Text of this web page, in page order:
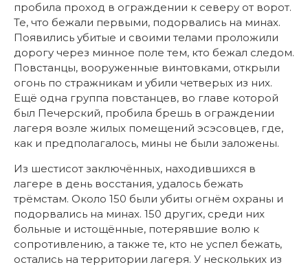
пробила проход в ограждении к северу от ворот.
Те, что бежали первыми, подорвались на минах.
Появились убитые и своими телами проложили
дорогу через минное поле тем, кто бежал следом.
Повстанцы, вооруженные винтовками, открыли
огонь по стражникам и убили четверых из них.
Ещё одна группа повстанцев, во главе которой
был Печерский, пробила брешь в ограждении
лагеря возле жилых помещений эсэсовцев, где,
как и предполагалось, мины не были заложены.
Из шестисот заключённых, находившихся в
лагере в день восстания, удалось бежать
трёмстам. Около 150 были убиты огнём охраны и
подорвались на минах. 150 других, среди них
больные и истощённые, потерявшие волю к
сопротивлению, а также те, кто не успел бежать,
остались на территории лагеря. У нескольких из